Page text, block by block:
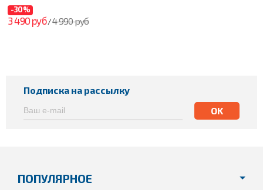
-30%
3 490 руб/4 990 руб
Подписка на рассылку
ПОПУЛЯРНОЕ